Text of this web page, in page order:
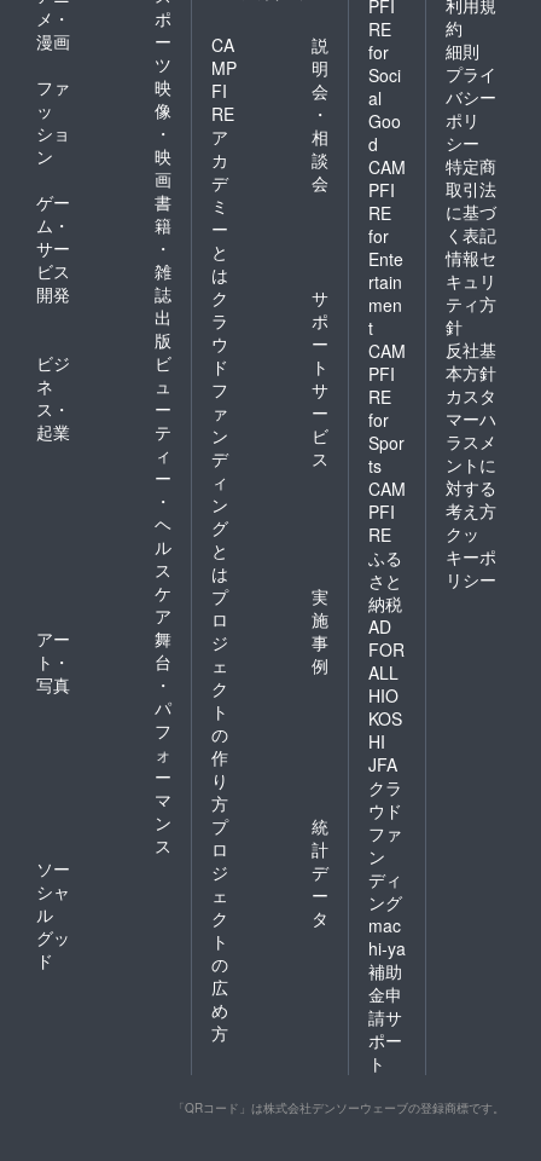
メ・
漫画
ポ
ー
ツ
ファ
ッ
ショ
ン
映
像
・
映
画
ゲー
ム・
サー
ビス
開発
書
籍
・
雑
誌
出
版
ビジ
ネ
ス・
起業
ビ
ュ
ー
テ
ィ
ー
・
ヘ
ル
ス
ケ
ア
アー
ト・
写真
舞
台
・
パ
フ
ォ
ー
マ
ン
ス
ソー
シャ
ル
グッ
ド
CA
MP
FI
RE
ア
カ
デ
ミ
ー
と
は
説
明
会
・
相
談
会
ク
ラ
ウ
ド
フ
ァ
ン
デ
ィ
ン
グ
と
は
サ
ポ
ー
ト
サ
ー
ビ
ス
プ
ロ
ジ
ェ
ク
ト
の
作
り
方
実
施
事
例
プ
ロ
ジ
ェ
ク
ト
の
広
め
方
統
計
デ
ー
タ
PFI
RE
for
Soci
al
Goo
d
CAM
PFI
RE
for
Ente
rtain
men
t
CAM
PFI
RE
for
Spor
ts
CAM
PFI
RE
ふる
さと
納税
AD
FOR
ALL
HIO
KOS
HI
JFA
クラ
ウド
ファ
ン
ディ
ング
mac
hi-ya
補助
金申
請サ
ポー
ト
約
細則
プライ
バシー
ポリ
シー
特定商
取引法
に基づ
く表記
情報セ
キュリ
ティ方
針
反社基
本方針
カスタ
マーハ
ラスメ
ントに
対する
考え方
クッ
キーポ
リシー
「QRコード」は株式会社デンソーウェーブの登録商標です。